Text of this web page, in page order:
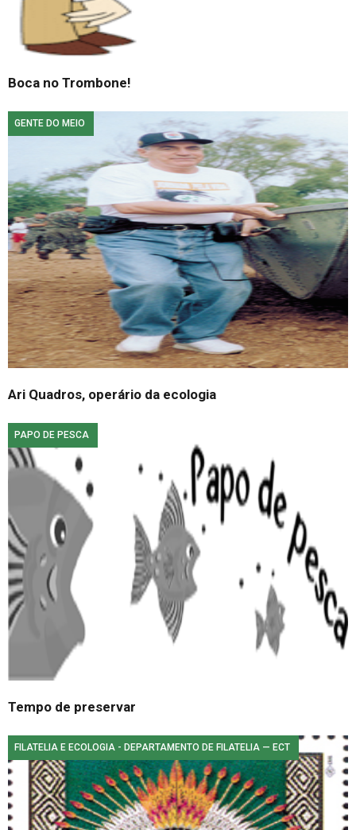
Boca no Trombone!
GENTE DO MEIO
Ari Quadros, operário da ecologia
PAPO DE PESCA
Tempo de preservar
FILATELIA E ECOLOGIA - DEPARTAMENTO DE FILATELIA — ECT